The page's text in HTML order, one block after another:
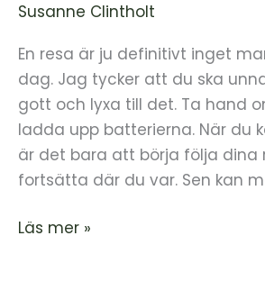
Susanne Clintholt
En resa är ju definitivt inget
dag. Jag tycker att du ska
gott och lyxa till det. Ta hand
ladda upp batterierna. När du
är det bara att börja följa dina
fortsätta där du var. Sen kan
kosten
om
jag
ska
resa?
Läs mer »